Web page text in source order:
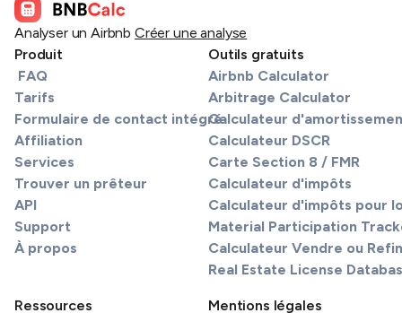
Analyser un Airbnb Créer une analyse
Produit
FAQ
Tarifs
Formulaire de contact intégré
Affiliation
Services
Trouver un prêteur
API
Support
À propos
Outils gratuits
Airbnb Calculator
Arbitrage Calculator
Calculateur
Calculateur DSCR
Carte Section 8 / FMR
Calculateur d'impôts
Calculateur d'impôts pour
Material Participation
Calculateur Vendre ou
Real Estate License
Ressources Mentions légales